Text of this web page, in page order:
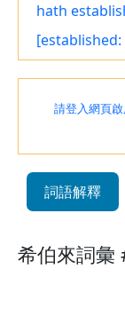
hath
請登入網頁啟
詞語解釋
希伯來詞彙